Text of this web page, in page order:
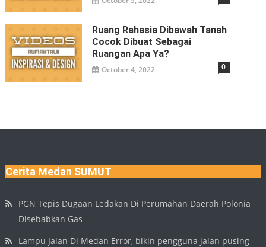
Ruang Rahasia Dibawah Tanah
Cocok Dibuat Sebagai
Ruangan Apa Ya?
October 4, 2022 0
Cerita Medan SUMUT
PGN Tepis Dugaan Ledakan Di Perumahan Daerah Polonia
Disebabkan Gas
Lampu Jalan Di Medan Error, bikin pengguna jalan pusing